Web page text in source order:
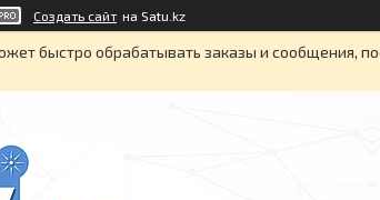
Создать сайт на Satu.kz
быстро обрабатывать заказы и сообщения,